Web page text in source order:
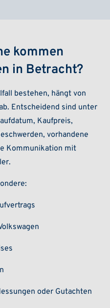
kommen
in Betracht?
bestehen, hängt von
Entscheidend sind unter
Kaufpreis,
vorhandene
Kommunikation mit
oder Gutachten